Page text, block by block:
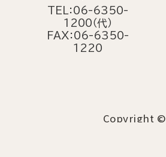
TEL：06-6350-
1200（代）
FAX：06-6350-
1220
Copyright ©